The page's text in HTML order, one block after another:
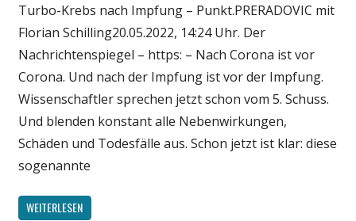
Politik
Wirtschaft
Wissenschaft
Turbo-Krebs nach Impfung – Punkt.PRERADOVIC mit
Florian Schilling20.05.2022, 14:24 Uhr. Der
Nachrichtenspiegel – https: – Nach Corona ist vor
Corona. Und nach der Impfung ist vor der Impfung.
Wissenschaftler sprechen jetzt schon vom 5. Schuss.
Und blenden konstant alle Nebenwirkungen,
Schäden und Todesfälle aus. Schon jetzt ist klar: diese
sogenannte
WEITERLESEN